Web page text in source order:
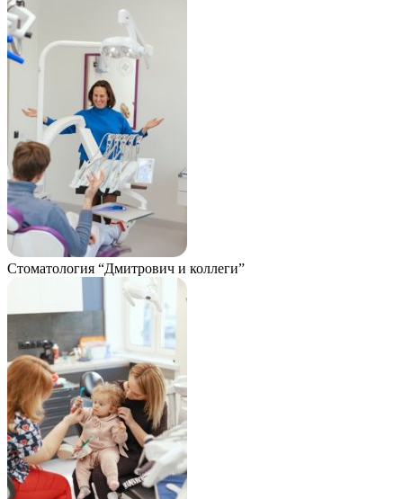
Стоматология “Дмитрович и коллеги”